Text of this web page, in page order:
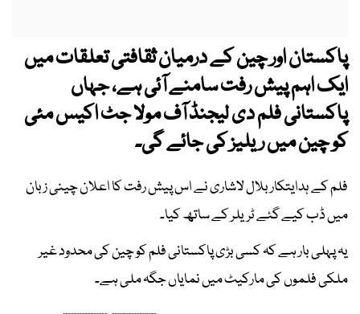
پاکستان اور چین کے درمیان ثقافتی تعلقات میں
ایک اہم پیش رفت سامنے آئی ہے، جہاں
پاکستانی فلم دی لیجنڈ آف مولا جٹ اکیس مئی
کو چین میں ریلیز کی جائے گی۔
فلم کے ہدایتکار بلال لاشاری نے اس پیش رفت کا اعلان چینی زبان
میں ڈب کیے گئے ٹریلر کے ساتھ کیا۔
یہ پہلی بار ہے کہ کسی بڑی پاکستانی فلم کو چین کی محدود غیر
ملکی فلموں کی مارکیٹ میں نمایاں جگہ ملی ہے۔